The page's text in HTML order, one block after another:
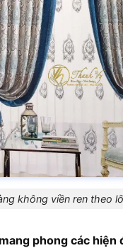
không viền ren theo
phong các hiện